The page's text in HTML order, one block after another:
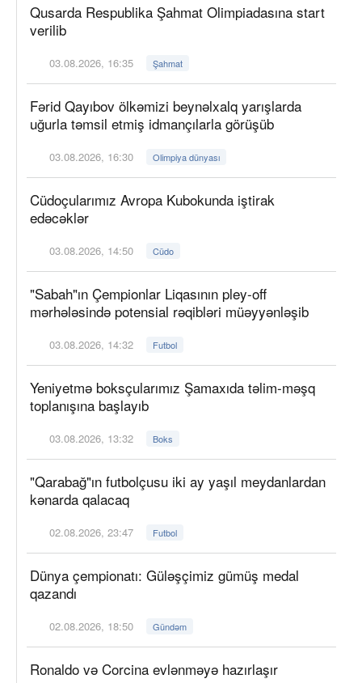
Qusarda Respublika Şahmat Olimpiadasına start
verilib
03.08.2026, 16:35 Şahmat
Fərid Qayıbov ölkəmizi beynəlxalq yarışlarda
uğurla təmsil etmiş idmançılarla görüşüb
03.08.2026, 16:30 Olimpiya dünyası
Cüdoçularımız Avropa Kubokunda iştirak
edəcəklər
03.08.2026, 14:50 Cüdo
"Sabah"ın Çempionlar Liqasının pley-off
mərhələsində potensial rəqibləri müəyyənləşib
03.08.2026, 14:32 Futbol
Yeniyetmə boksçularımız Şamaxıda təlim-məşq
toplanışına başlayıb
03.08.2026, 13:32 Boks
"Qarabağ"ın futbolçusu iki ay yaşıl meydanlardan
kənarda qalacaq
02.08.2026, 23:47 Futbol
Dünya çempionatı: Güləşçimiz gümüş medal
qazandı
02.08.2026, 18:50 Gündəm
Ronaldo və Corcina evlənməyə hazırlaşır